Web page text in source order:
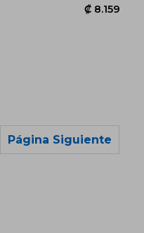
Página Siguiente